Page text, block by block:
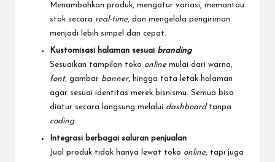
Menambahkan produk, mengatur variasi, memantau
stok secara real-time, dan mengelola pengiriman
menjadi lebih simpel dan cepat.
Kustomisasi halaman sesuai branding
Sesuaikan tampilan toko onlinemulai dari warna,
font, gambar banner, hingga tata letak halaman
agar sesuai identitas merek bisnismu. Semua bisa
diatur secara langsung melalui dashboard tanpa
coding.
Integrasi berbagai saluran penjualan
Jual produk tidak hanya lewat toko online, tapi juga